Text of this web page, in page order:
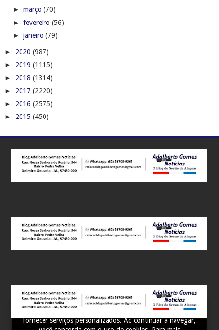
Este site utiliza cookies para melhorar sua experiência e
fornecer serviços personalizados. Ao continuar a navegar,
► março (70)
► fevereiro (56)
► janeiro (79)
► 2020 (987)
► 2019 (1115)
► 2018 (1314)
► 2017 (2220)
► 2016 (2575)
► 2015 (450)